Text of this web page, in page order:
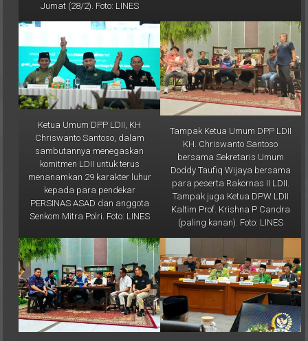
Jumat (28/2). Foto: LINES
Ketua Umum DPP LDII, KH
Chriswanto Santoso, dalam
sambutannya menegaskan
komitmen LDII untuk terus
menanamkan 29 karakter luhur
kepada para pendekar
PERSINAS ASAD dan anggota
Senkom Mitra Polri. Foto: LINES
Tampak Ketua Umum DPP LDII
KH. Chriswanto Santoso
bersama Sekretaris Umum
Doddy Taufiq Wijaya bersama
para peserta Rakornas II LDII.
Tampak juga Ketua DPW LDII
Kaltim Prof. Krishna P Candra
(paling kanan). Foto: LINES